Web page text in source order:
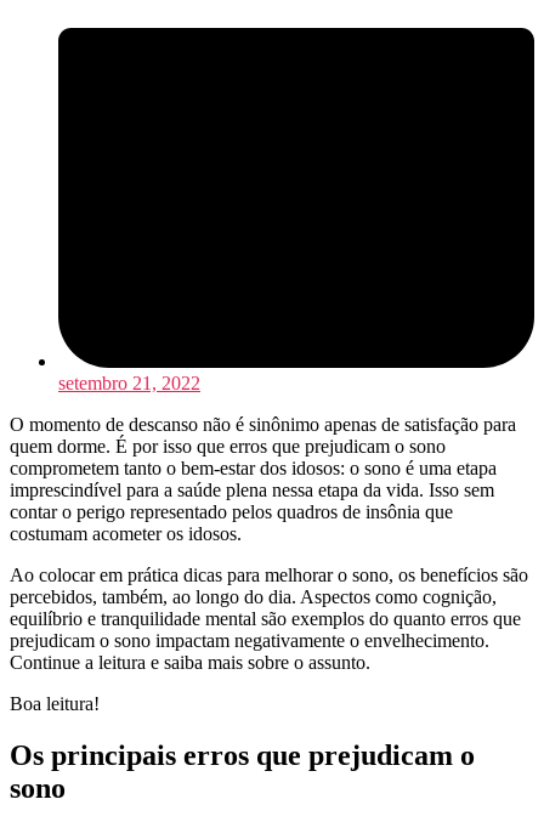
setembro 21, 2022
O momento de descanso não é sinônimo apenas de satisfação para
quem dorme. É por isso que erros que prejudicam o sono
comprometem tanto o bem-estar dos idosos: o sono é uma etapa
imprescindível para a saúde plena nessa etapa da vida. Isso sem
contar o perigo representado pelos quadros de insônia que
costumam acometer os idosos.
Ao colocar em prática dicas para melhorar o sono, os benefícios são
percebidos, também, ao longo do dia. Aspectos como cognição,
equilíbrio e tranquilidade mental são exemplos do quanto erros que
prejudicam o sono impactam negativamente o envelhecimento.
Continue a leitura e saiba mais sobre o assunto.
Boa leitura!
Os principais erros que prejudicam o
sono